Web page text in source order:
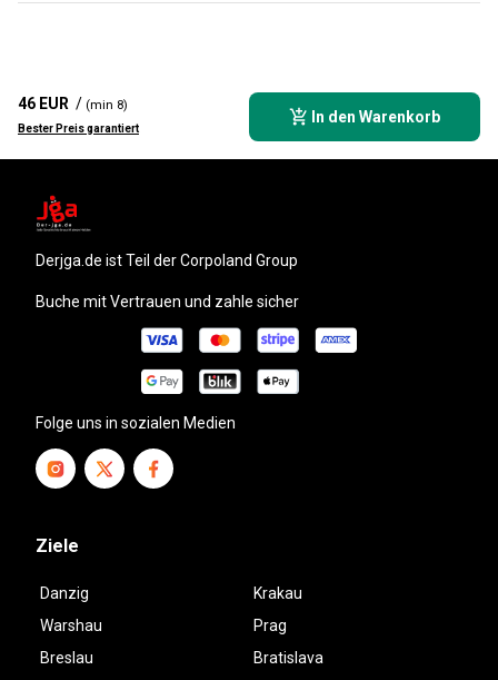
46 EUR / (min 8)
Bester Preis garantiert
In den Warenkorb
derjga.de ist Teil der Corpoland Group
Buche mit Vertrauen und zahle sicher
Folge uns in sozialen Medien
Ziele
Danzig
Krakau
Warshau
Prag
Breslau
Bratislava